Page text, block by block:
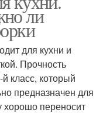
ли
для кухни и
Прочность
класс, который
предназначен для
хорошо переносит